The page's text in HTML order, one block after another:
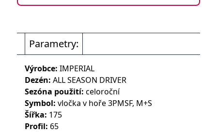
Parametry:
Výrobce: IMPERIAL
Dezén: ALL SEASON DRIVER
Sezóna použití: celoroční
Symbol: vločka v hoře 3PMSF, M+S
Šířka: 175
Profil: 65